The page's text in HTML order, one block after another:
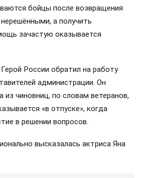
бойцы после возвращения
а получить
зачастую оказывается
России обратил на работу
администрации. Он
из чиновниц, по словам ветеранов,
«в отпуске», когда
в решении вопросов.
высказалась актриса Яна